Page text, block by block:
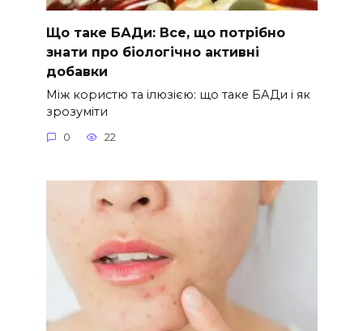
Що таке БАДи: Все, що потрібно
знати про біологічно активні
добавки
Між користю та ілюзією: що таке БАДи і як
зрозуміти
0 22